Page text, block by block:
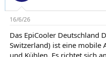
d
s
t
a
r
t
e
i
16/6/26
Das EpiCooler Deutschland
Switzerland) ist eine mobile
und Kühlen. Es richtet sich